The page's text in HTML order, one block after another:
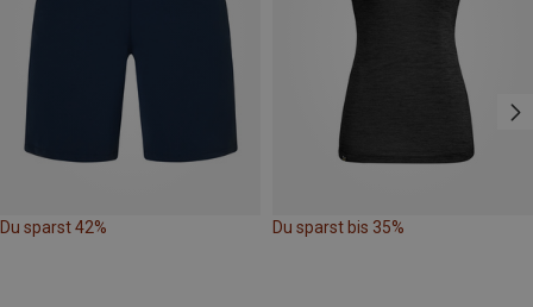
Du sparst 42% Du sparst bis 35%